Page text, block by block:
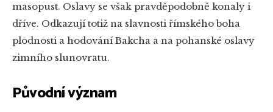
masopust. Oslavy se však pravděpodobně konaly i
dříve. Odkazují totiž na slavnosti římského boha
plodnosti a hodování Bakcha a na pohanské oslavy
zimního slunovratu.
Původní význam